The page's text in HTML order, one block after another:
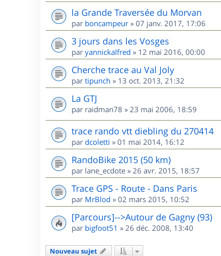
la Grande Traversée du Morvan
par boncampeur » 07 janv. 2017, 17:06
3 jours dans les Vosges
par yannickalfred » 12 mai 2016, 00:00
Cherche trace au Val Joly
par tipunch » 13 oct. 2013, 21:32
La GTJ
par raidman78 » 23 mai 2006, 18:59
trace rando vtt diebling du 270414
par dcoletti » 01 mai 2014, 16:12
RandoBike 2015 (50 km)
par lane_ecdote » 26 avr. 2015, 18:57
Trace GPS - Route - Dans Paris
par MrBlod » 02 mars 2015, 10:52
[Parcours]-->Autour de Gagny (93)
par bigfoot51 » 26 déc. 2008, 13:40
Nouveau sujet